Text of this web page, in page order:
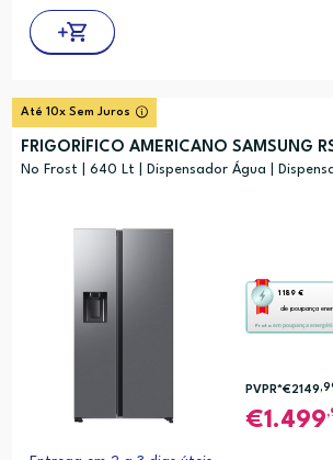
Até 10x Sem Juros
FRIGORÍFICO AMERICANO SAMSUNG
No Frost | 640 Lt | Dispensador Água |
1 189 €
de poupança
Prataem poupança
Esta
ação
de
PVPR*€2149
1.499